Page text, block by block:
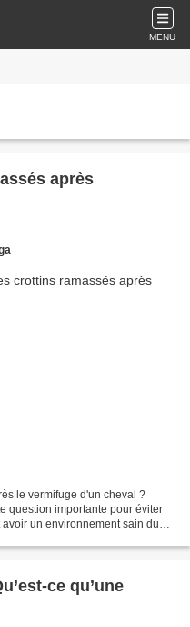
MENU
après
le vermifuge d'un cheval ?
question importante pour éviter
un environnement sain du
ce qu’une